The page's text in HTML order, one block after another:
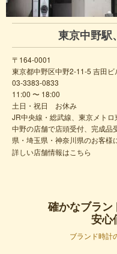
同じようにお預かりから見
返却方法は発送のみとさせて
急なご来店の場合はご対応で
たします。
※期間内にお預かりさせてい
※電池式の時計は対象外となり
※ヴィンテージ・アンティー
す。
※特殊な機構が含まれる場合
す。予めご了承ください。
※クーポン割引との併用はで
東京中野駅
〒164-0001
東京都中野区中野2-11-5 吉田ビ
03-3383-0833
11:00 〜 18:00
土日・祝日 お休み
JR中央線・総武線、東京メト
中野の店舗で店頭受付、完成品
県・埼玉県・神奈川県のお客様
詳しい店舗情報はこちら
確かなブラン
安心
ブランド時計